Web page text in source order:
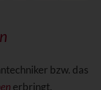
bzw. das
erbringt.